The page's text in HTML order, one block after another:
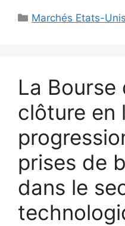
Catégories
Marchés Etats-Unis
La Bourse
clôture en
prises de
dans le